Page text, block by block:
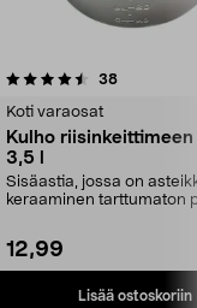
38arvostelut
Koti varaosat
Kulho
3,5 l
Sisäastia, jossa on
keraaminen tarttumaton
12,99
Lisää ostoskoriin
4.5 viidestä